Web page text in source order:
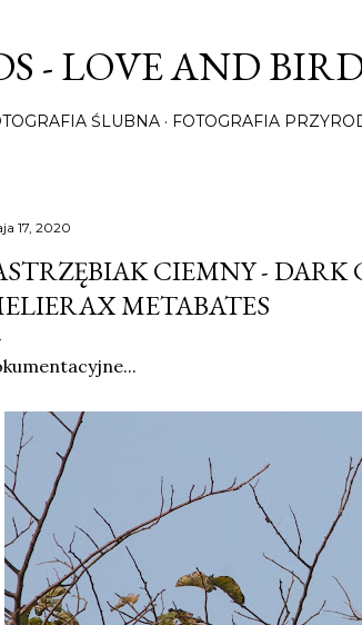
- LOVE AND
ŚLUBNA FOTOGRAFIA
17, 2020
CIEMNY -
METABATES